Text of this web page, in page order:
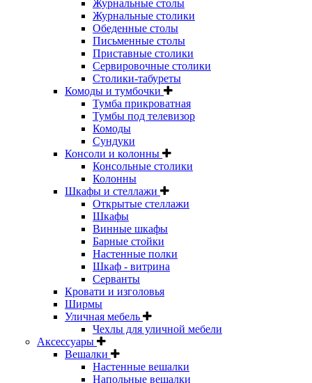
Журнальные столы
Журнальные столики
Обеденные столы
Письменные столы
Приставные столики
Сервировочные столики
Столики-табуреты
Комоды и тумбочки
Тумба прикроватная
Тумбы под телевизор
Комоды
Сундуки
Консоли и колонны
Консольные столики
Колонны
Шкафы и стеллажи
Открытые стеллажи
Шкафы
Винные шкафы
Барные стойки
Настенные полки
Шкаф - витрина
Серванты
Кровати и изголовья
Ширмы
Уличная мебель
Чехлы для уличной мебели
Аксессуары
Вешалки
Настенные вешалки
Напольные вешалки